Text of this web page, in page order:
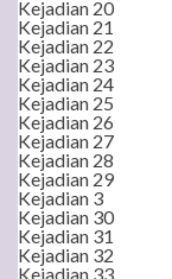
Kejadian 20
Kejadian 21
Kejadian 22
Kejadian 23
Kejadian 24
Kejadian 25
Kejadian 26
Kejadian 27
Kejadian 28
Kejadian 29
Kejadian 3
Kejadian 30
Kejadian 31
Kejadian 32
Kejadian 33